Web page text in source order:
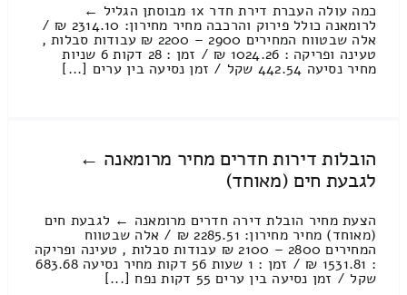
כמה עולה העברת דירת חדר 1x מבוסתן הגליל ←
לרומאנה כולל פירוק והרכבה מחיר מחירון: 2314.10 ₪ /
אלה שבטווח המחירים 2900 – 2200 ₪ עבודות סבלות ,
טעינה ופריקה : 1024.26 ₪ / זמן : 28 דקות 6 שניות
מחיר נסיעה 442.54 שקל / זמן נסיעה בין ערים [...]
הובלות דירות חדרים מחיר מרומאנה ←
לגבעת חים (מאוחד)
הצעת מחיר הובלת דירה חדרים מרומאנה ← לגבעת חים
(מאוחד) מחיר מחירון: 2285.51 ₪ / אלה שבטווח
המחירים 2800 – 2100 ₪ עבודות סבלות , טעינה ופריקה
: 1531.81 ₪ / זמן : 1 שעות 56 דקות מחיר נסיעה 683.68
שקל / זמן נסיעה בין ערים 55 דקות נפח [...]